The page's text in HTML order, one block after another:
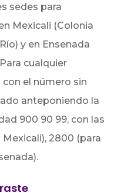
sedes para
Mexicali (Colonia
y en Ensenada
cualquier
el número sin
anteponiendo la
900 90 99, con las
Mexicali), 2800 (para